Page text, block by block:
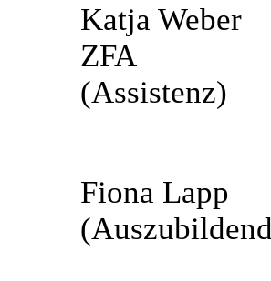
Katja Weber
ZFA
(Assistenz)
Fiona Lapp